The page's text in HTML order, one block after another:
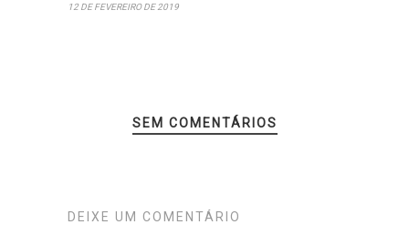
12 DE FEVEREIRO DE 2019
SEM COMENTÁRIOS
DEIXE UM COMENTÁRIO